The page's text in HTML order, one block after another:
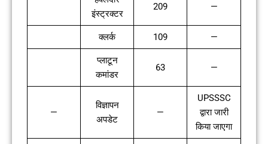
इंस्ट्रक्टर
209 —
क्लर्क 109 —
प्लाटून
कमांडर
63 —
—
विज्ञापन
अपडेट
—
UPSSSC
द्वारा जारी
किया जाएगा